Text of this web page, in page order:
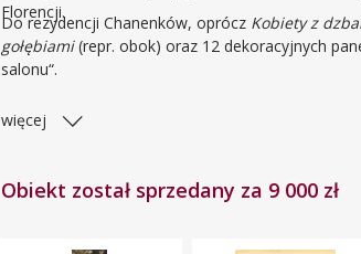
Florencji.
Do rezydencji Chanenków, oprócz Kobiety z
gołębiami(repr. obok) oraz 12 dekoracyjnych
salonu“.
więcej
Obiekt został sprzedany za 9 000 zł